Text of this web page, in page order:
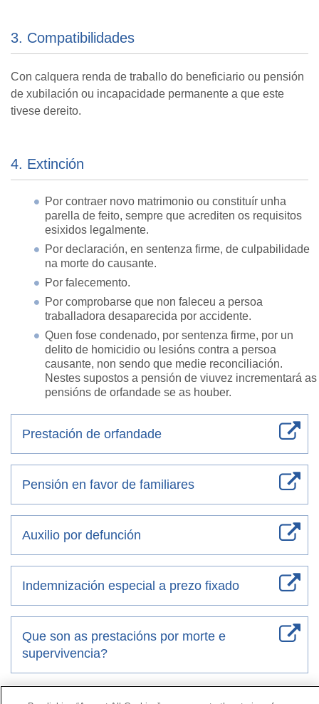
3. Compatibilidades
Con calquera renda de traballo do beneficiario ou pensión
de xubilación ou incapacidade permanente a que este
tivese dereito.
4. Extinción
Por contraer novo matrimonio ou constituír unha
parella de feito, sempre que acrediten os requisitos
esixidos legalmente.
Por declaración, en sentenza firme, de culpabilidade
na morte do causante.
Por falecemento.
Por comprobarse que non faleceu a persoa
traballadora desaparecida por accidente.
Quen fose condenado, por sentenza firme, por un
delito de homicidio ou lesións contra a persoa
causante, non sendo que medie reconciliación.
Nestes supostos a pensión de viuvez incrementará as
pensións de orfandade se as houber.
Prestación de orfandade
Pensión en favor de familiares
Auxilio por defunción
Indemnización especial a prezo fixado
Que son as prestacións por morte e
supervivencia?